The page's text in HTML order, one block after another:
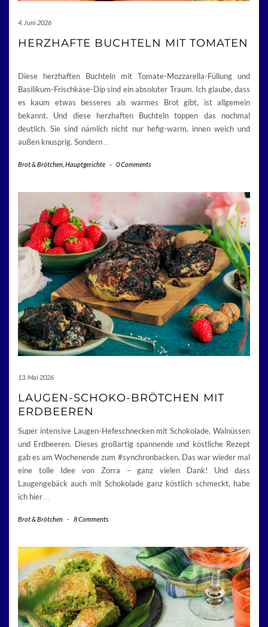
4. Juni 2026
HERZHAFTE BUCHTELN MIT TOMATEN
Diese herzhaften Buchteln mit Tomate-Mozzarella-Füllung und
Basilikum-Frischkäse-Dip sind ein absoluter Traum. Ich glaube, dass
es kaum etwas besseres als warmes Brot gibt, ist allgemein
bekannt. Und diese herzhaften Buchteln toppen das nochmal
deutlich. Sie sind nämlich nicht nur hefig-warm, innen weich und
außen knusprig. Sondern…
Brot & Brötchen Hauptgerichte - 0 Comments
13. Mai 2026
LAUGEN-SCHOKO-BRÖTCHEN MIT
ERDBEEREN
Super intensive Laugen-Hefeschnecken mit Schokolade, Walnüssen
und Erdbeeren. Dieses großartig spannende und köstliche Rezept
gab es am Wochenende zum #synchronbacken. Das war wieder mal
eine tolle Idee von Zorra – ganz vielen Dank! Und dass
Laugengebäck auch mit Schokolade ganz köstlich schmeckt, habe
ich hier
Brot & Brötchen - 8 Comments